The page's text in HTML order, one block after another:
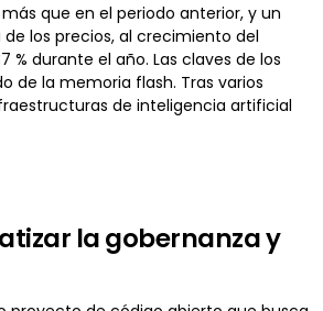
que en el periodo anterior, y un
los precios, al crecimiento del
durante el año. Las claves de los
de la memoria flash. Tras varios
de inteligencia artificial
la gobernanza y